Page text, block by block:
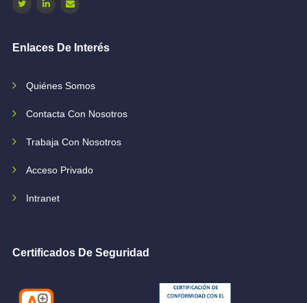
Enlaces De Interés
Quiénes Somos
Contacta Con Nosotros
Trabaja Con Nosotros
Acceso Privado
Intranet
Certificados De Seguridad